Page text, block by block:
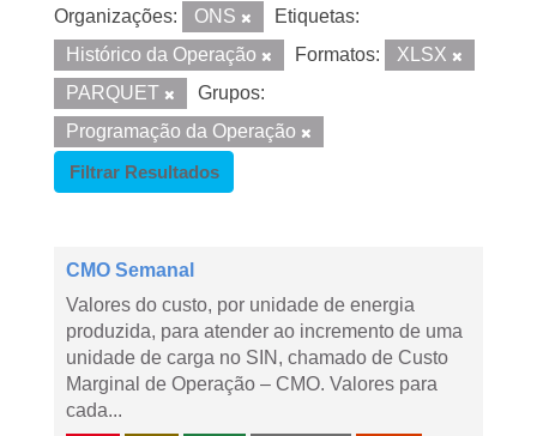
Organizações: ONS
Etiquetas:
Histórico da Operação
Formatos:
XLSX
PARQUET
Grupos:
Programação da Operação
Filtrar Resultados
CMO Semanal
Valores do custo, por unidade de energia
produzida, para atender ao incremento de uma
unidade de carga no SIN, chamado de Custo
Marginal de Operação – CMO. Valores para
cada...